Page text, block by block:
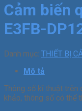
Cảm biến
E3FB-
Danh mục: THIẾT BỊ
Mô tả
Thông số kĩ thuật trên
khảo, thông số có thể